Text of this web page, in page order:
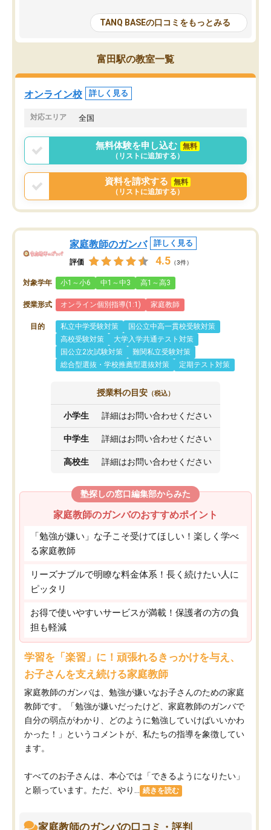
大学生の目だけでなく、数人の大人に
も目を通して頂ける。そのため多くの
意見を聞くことができ、より良いもの
を推敲することが可能だ。
どの人も優しく、親身に接してくださ
るのでやる気も出て、良かったで
す！！
総合型選抜対策として志
接・小論文などの技術指
ション内容になっていま
を社会人として働いてい
標を見つける事が出来ま
TANQ BASEの口コミをもっとみる
富田駅の教室一覧
オンライン校 詳しく見る
対応エリア 全国
無料体験を申し込む
無料
（リストに追加する）
資料を請求する
無料
（リストに追加する）
家庭教師のガンバ 詳しく見る
評価 4.5 （3件）
対象学年 小1～小6 中1～中3 高1～高3
授業形式 オンライン個別指導(1:1) 家庭教師
目的 私立中学受験対策
国公立中高一貫校受験対策
高校受験対策
大学入学共通テスト対策
国公立2次試験対策
難関私立受験対策
総合型選抜・学校推薦型選抜対策
定期テスト対策
授業料の目安 （税込）
小学生 詳細はお問い合わせください
中学生 詳細はお問い合わせください
高校生 詳細はお問い合わせください
塾探しの窓口編集部からみた
家庭教師のガンバのおすすめポイント
「勉強が嫌い」な子こそ受けてほしい！楽しく学べ
る家庭教師
リーズナブルで明瞭な料金体系！長く続けたい人に
ピッタリ
お得で使いやすいサービスが満載！保護者の方の負
担も軽減
学習を「楽習」に！頑張れるきっかけを与え、
お子さんを支え続ける家庭教師
家庭教師のガンバは、勉強が嫌いなお子さんのための家庭
教師です。「勉強が嫌いだったけど、家庭教師のガンバで
自分の弱点がわかり、どのように勉強していけばいいかわ
かった！」というコメントが、私たちの指導を象徴してい
ます。
すべてのお子さんは、本心では「できるようになりたい」
と願っています。ただ、やり...
続きを読む
家庭教師のガンバの口コミ・評判